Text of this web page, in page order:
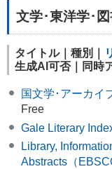
文学･東洋学･
タイトル｜種別｜
生成AI可否｜同時
国文学･アーカイ
Free
Gale Literary
Library,
Abstracts（